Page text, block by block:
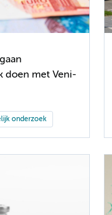
doen met Veni-
onderzoek